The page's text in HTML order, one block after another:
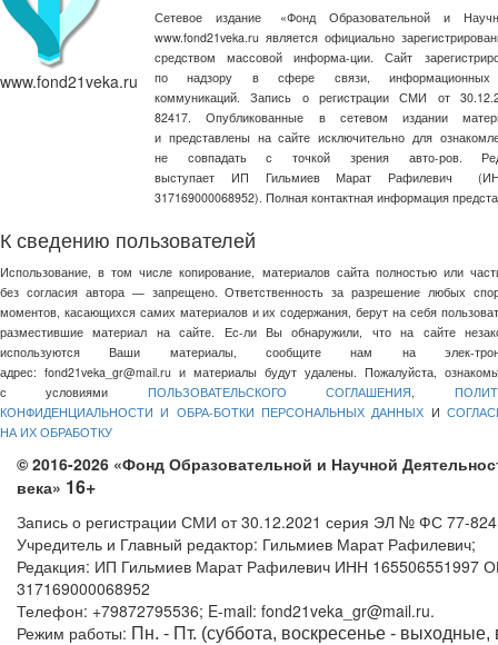
www.fond21veka.ru
Сетевое издание «Фонд Образовательной и
www.fond21veka.ru является официально
средством массовой информа-ции. Сайт
по надзору в сфере связи, информационных
коммуникаций. Запись о регистрации СМИ от
82417. Опубликованные в сетевом издании
и представлены на сайте исключительно для
не совпадать с точкой зрения авто-ров.
выступает ИП Гильмиев Марат Рафилевич
317169000068952). Полная контактная информация
К сведению пользователей
Использование, в том числе копирование, материалов сайта полностью или
без согласия автора — запрещено. Ответственность за разрешение любых
моментов, касающихся самих материалов и их содержания, берут на себя
разместившие материал на сайте. Ес-ли Вы обнаружили, что на сайте
используются Ваши материалы, сообщите нам на элек-
адрес: fond21veka_gr@mail.ru и материалы будут удалены. Пожалуйста,
с условиями ПОЛЬЗОВАТЕЛЬСКОГО СОГЛАШЕНИЯ,
КОНФИДЕНЦИАЛЬНОСТИ И ОБРА-БОТКИ ПЕРСОНАЛЬНЫХ ДАННЫХ И
НА ИХ ОБРАБОТКУ
© 2016-2026 «Фонд Образовательной и Научной
века» 16+
Запись о регистрации СМИ от 30.12.2021 серия ЭЛ № ФС 77-
Учредитель и Главный редактор: Гильмиев Марат Рафилевич;
Редакция: ИП Гильмиев Марат Рафилевич ИНН 165506551997
317169000068952
Телефон: +79872795536; E-mail: fond21veka_gr@mail.ru.
Режим работы: Пн. - Пт. (суббота, воскресенье - выходные,